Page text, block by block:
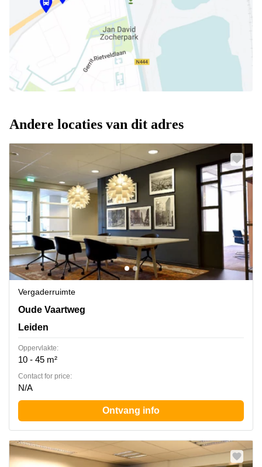
Andere locaties van dit adres
Vergaderruimte
Oude Vaartweg 2, Leiden
Oude Vaartweg
Leiden
Oppervlakte:
10 - 45 m²
Contact for price:
N/A
Ontvang info